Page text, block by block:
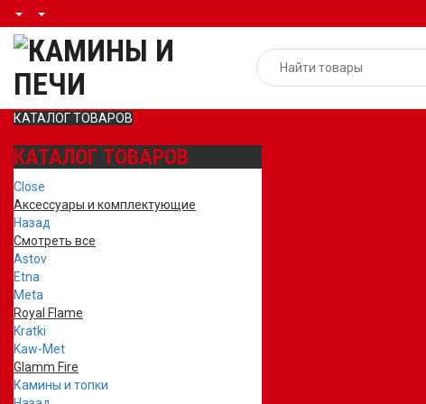
КАТАЛОГ ТОВАРОВ
КАТАЛОГ ТОВАРОВ
Close
Аксессуары и комплектующие
Назад
Смотреть все
Astov
Etna
Meta
Royal Flame
Kratki
Kaw-Met
Glamm Fire
Камины и топки